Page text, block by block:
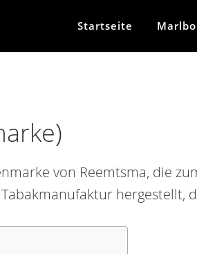
Startseite
von Reemtsma, die
hergestellt,